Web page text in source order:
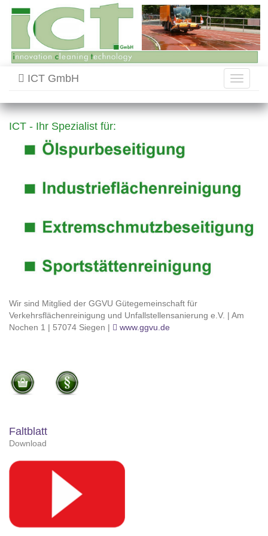
Toggle
ICT GmbH
ICT - Ihr Spezialist für:
Wir sind Mitglied der GGVU Gütegemeinschaft für
Verkehrsflächenreinigung und Unfallstellensanierung e.V. | Am
Nochen 1 | 57074 Siegen |
www.ggvu.de
Faltblatt
Download